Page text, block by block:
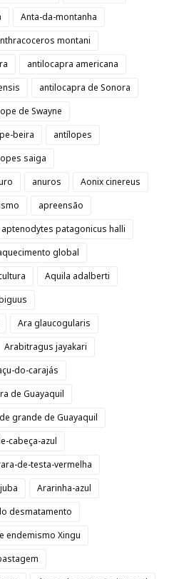
Anta-da-montanha
montani
antilocapra americana
antilocapra de Sonora
de Swayne
beira
antílopes
saiga
anuros
Aonix cinereus
apreensão
aptenodytes patagonicus halli
global
Aquila adalberti
Ara glaucogularis
Arabitragus jayakari
do-carajás
de Guayaquil
grande de Guayaquil
cabeça-azul
de-testa-vermelha
Ararinha-azul
desmatamento
endemismo Xingu